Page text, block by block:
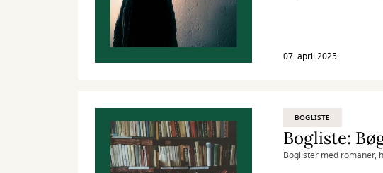
07. april 2025
BOGLISTE
Bogliste:
Boglister med romaner,